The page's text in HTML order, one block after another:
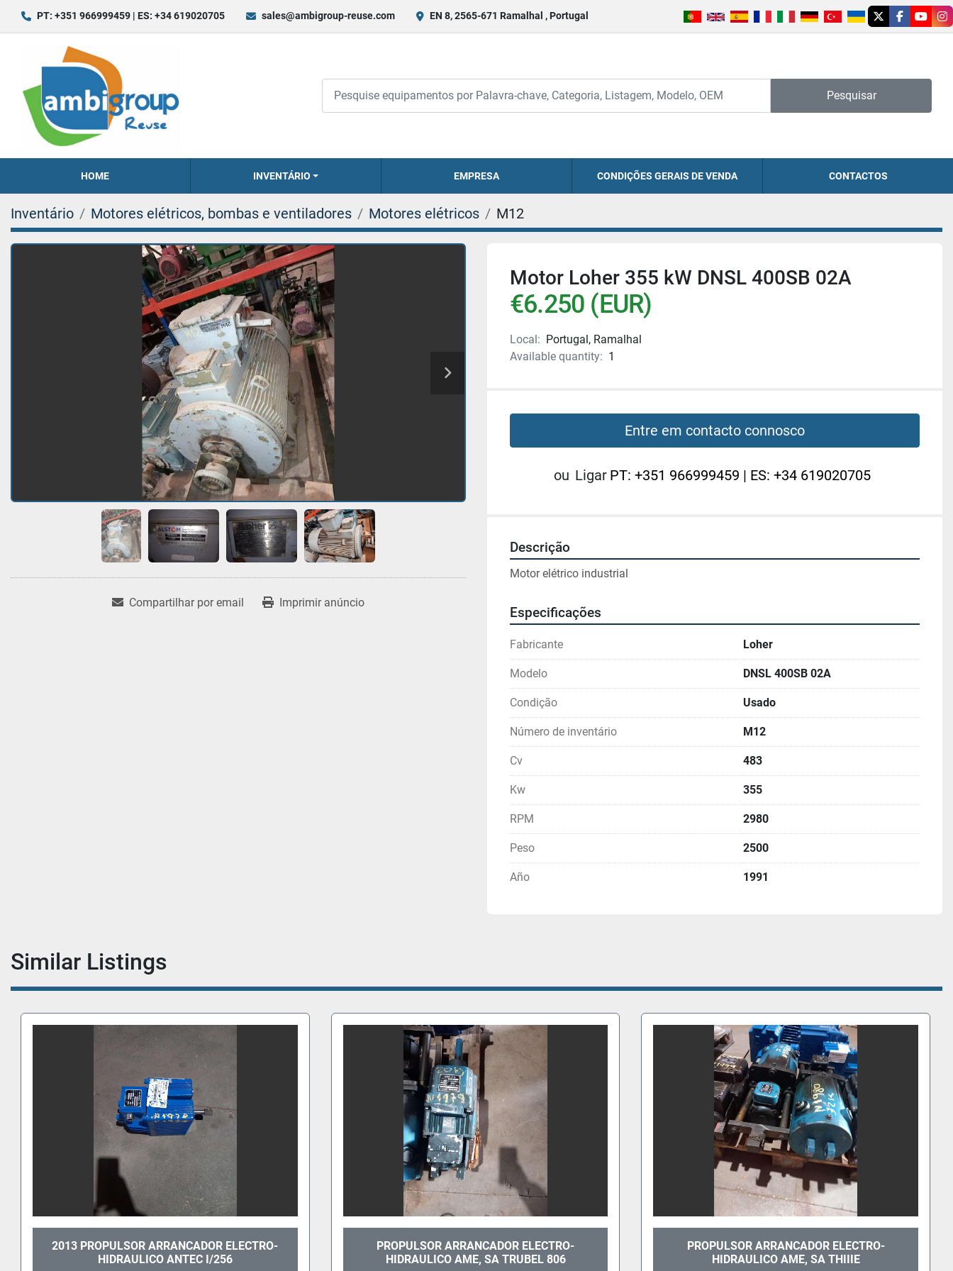
PT: +351 966999459 | ES: +34 619020705 sales@ambigroup-reuse.com EN 8, 2565-671 Ramalhal , Portugal
twitterfacebook
Pesquisar
HOME INVENTÁRIO EMPRESA CONDIÇÕES GERAIS DE VENDA CONTACTOS
Inventário Motores elétricos, bombas e ventiladores Motores elétricos M12
Compartilhar por email Imprimir anúncio
Motor Loher 355 kW DNSL 400SB 02A
€6.250 (EUR)
Local: Portugal, Ramalhal
Available quantity: 1
Entre em contacto connosco
ou Ligar PT: +351 966999459 | ES: +34 619020705
Descrição
Motor elétrico industrial
Especificações
Fabricante Loher
Modelo DNSL 400SB 02A
Condição Usado
Número de inventário M12
Cv 483
Kw 355
RPM 2980
Peso 2500
Año 1991
Similar Listings
PROPULSOR ARRANCADOR ELECTRO-
HIDRAULICO AME, SA TRUBEL 806
PROPULSOR ARRANCADOR ELECTRO-
HIDRAULICO AME, SA THIIIE
PROPULSOR ARRANCADOR ELECTRO-
HIDRAULICO ANTEC II/806